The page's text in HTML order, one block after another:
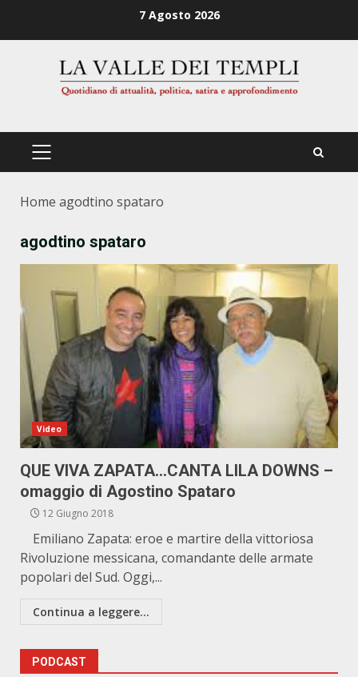
7 Agosto 2026
PRIMÄRES
Home agodtino spataro
agodtino spataro
Video
QUE VIVA ZAPATA…CANTA LILA DOWNS –
omaggio di Agostino Spataro
12 Giugno 2018
Emiliano Zapata: eroe e martire della vittoriosa
Rivoluzione messicana, comandante delle armate
popolari del Sud. Oggi,...
Continua a leggere...
PODCAST